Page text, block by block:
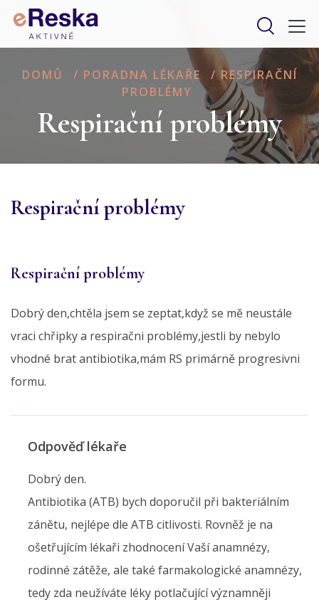
DOMŮ / PORADNA LÉKAŘE / RESPIRAČNÍ
PROBLÉMY
Respirační problémy
Respirační problémy
Respirační problémy
Dobrý den,chtěla jsem se zeptat,když se mě neustále
vraci chřipky a respiračni problémy,jestli by nebylo
vhodné brat antibiotika,mám RS primárně progresivni
formu.
Odpověď lékaře
Dobrý den.
Antibiotika (ATB) bych doporučil při bakteriálním
zánětu, nejlépe dle ATB citlivosti. Rovněž je na
ošetřujícím lékaři zhodnocení Vaší anamnézy,
rodinné zátěže, ale také farmakologické anamnézy,
tedy zda neužíváte léky potlačující významněji